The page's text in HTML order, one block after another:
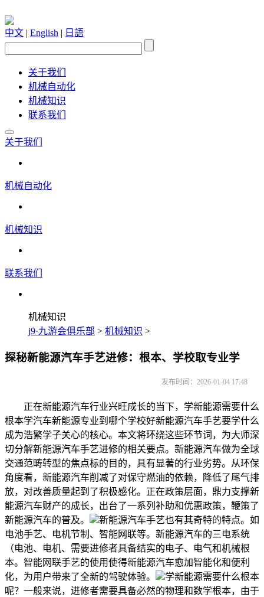
中文 | English | 日語
关于我们
机械自动化
机械知识
联系我们
关于我们
机械自动化
机械知识
联系我们
机械知识
j9·九游会俱乐部 > 机械知识 >
探秘新能源汽车手艺进修：根本、学校取专业学
发布时间：2026-01-04 17:48
正在新能源汽车行业兴旺成长的当下，学新能源需要什么
根本学汽车新能源专业到哪个学校好新能源汽车手艺要学什么
成为浩繁学子关心的核心。本文将环绕这些环节词，为大师深
切分解新能源汽车手艺进修的相关要点。新能源汽车做为全球
交通范畴转型的焦点标的目的，具有显著的行业劣势。从环保
角度看，新能源汽车削减了对保守燃油的依赖，降低了尾气排
放，对改善质量起到了积极感化。正在政策层面，鼎力支撑新
能源汽车财产的成长，出台了一系列补助和优惠政策，鞭策了
新能源汽车的普及。
新能源汽车手艺也有其奇特的特点。如
电池手艺、电机节制、智能网联等。新能源汽车的三电系统
（电池、电机、需要进修者具备结实的电子、电气和机械根
本。智能网联手艺的使用使得新能源汽车愈加智能化和便利
化，为用户带来了全新的驾驶体验。
学新能源需要什么根本
呢？一般来说，进修者需要具备必然的物理和数学根本，由于